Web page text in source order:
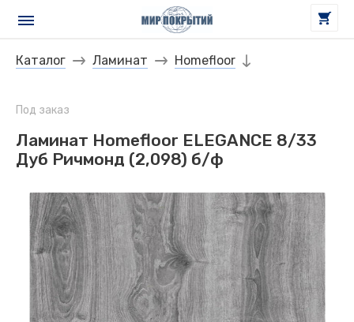
Каталог Ламинат Homefloor
Под заказ
Ламинат Homefloor ELEGANCE 8/33
Дуб Ричмонд (2,098) б/ф